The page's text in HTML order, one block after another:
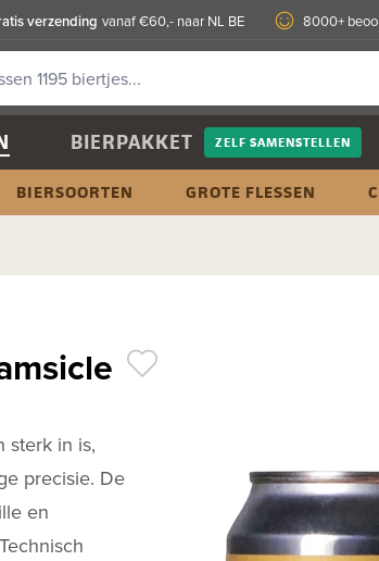
verzending vanaf €60,- naar NL BE 8000+
BIERPAKKET ZELF SAMENSTELLEN
BIERSOORTEN GROTE FLESSEN
sterk in is,
precisie. De
en